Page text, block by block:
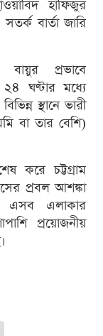
হাফিজুর
বার্তা জারি
বায়ুর প্রভাবে
ঘণ্টার মধ্যে
স্থানে ভারী
বা তার বেশি)
করে চট্টগ্রাম
প্রবল আশঙ্কা
এসব এলাকার
প্রয়োজনীয়